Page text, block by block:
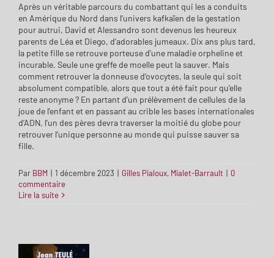
Après un véritable parcours du combattant qui les a conduits
en Amérique du Nord dans l’univers kafkaïen de la gestation
pour autrui, David et Alessandro sont devenus les heureux
parents de Léa et Diego, d’adorables jumeaux. Dix ans plus tard,
la petite fille se retrouve porteuse d’une maladie orpheline et
incurable. Seule une greffe de moelle peut la sauver. Mais
comment retrouver la donneuse d’ovocytes, la seule qui soit
absolument compatible, alors que tout a été fait pour qu’elle
reste anonyme ? En partant d’un prélèvement de cellules de la
joue de l’enfant et en passant au crible les bases internationales
d’ADN, l’un des pères devra traverser la moitié du globe pour
retrouver l’unique personne au monde qui puisse sauver sa
fille.
Par BBM | 1 décembre 2023 | Gilles Pialoux, Mialet-Barrault | 0
commentaire
Lire la suite